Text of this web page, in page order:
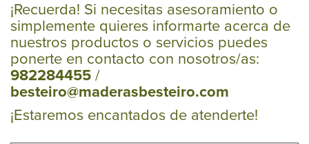
¡Recuerda! Si necesitas asesoramiento o
simplemente quieres informarte acerca de
nuestros productos o servicios puedes
ponerte en contacto con nosotros/as:
982284455 /
besteiro@maderasbesteiro.com
¡Estaremos encantados de atenderte!